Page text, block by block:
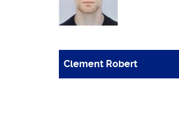
Clement Robert